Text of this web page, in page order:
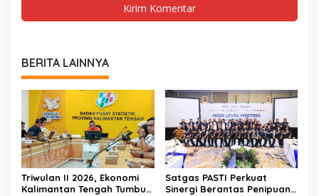
BERITA LAINNYA
Triwulan II 2026, Ekonomi
Kalimantan Tengah Tumbuh
Satgas PASTI Perkuat
Sinergi Berantas Penipuan